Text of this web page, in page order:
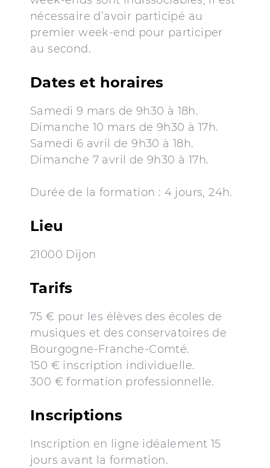
nécessaire d’avoir participé au
premier week-end pour participer
au second.
Dates et horaires
Samedi 9 mars de 9h30 à 18h.
Dimanche 10 mars de 9h30 à 17h.
Samedi 6 avril de 9h30 à 18h.
Dimanche 7 avril de 9h30 à 17h.
Durée de la formation : 4 jours, 24h.
Lieu
21000 Dijon
Tarifs
75 € pour les élèves des écoles de
musiques et des conservatoires de
Bourgogne-Franche-Comté.
150 € inscription individuelle.
300 € formation professionnelle.
Inscriptions
Inscription en ligne idéalement 15
jours avant la formation.